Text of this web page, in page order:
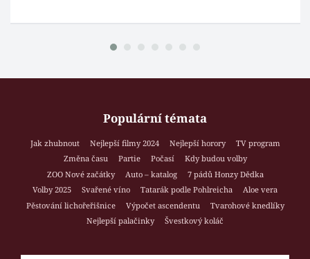
Populární témata
Jak zhubnout Nejlepší filmy 2024 Nejlepší horory
TV program
Změna času
Partie Počasí
Kdy budou volby
ZOO Nové začátky
Auto – katalog
7 pádů Honzy Dědka
Volby 2025
Svařené víno Tatarák podle Pohlreicha
Aloe vera
Pěstování lichořeřišnice
Výpočet ascendentu
Tvarohové knedlíky
Nejlepší palačinky
Švestkový koláč